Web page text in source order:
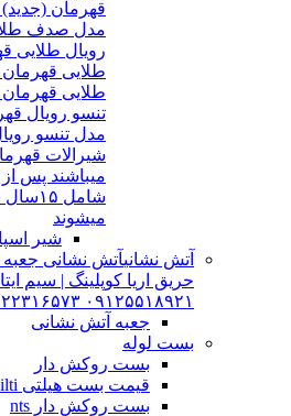
قهرمان
مدل صدف
رویال طلایی
طلایی
طلایی
تنسو رویال
مدل تنسو
میباشند پس
شامل
میشوند
شیر
آتش نشانیآتش نشانی جعبه
حریق اریا کوپلینگ | سیم
۰۹۱۲۵۵۱۸۹۲۱ ۰۲۱۲۲۳۱۶۵۷۳
جعبه آتش نشانی
بست لوله
بست روکش دار
قیمت بست هیلتی hilti
بست روکش دار nts